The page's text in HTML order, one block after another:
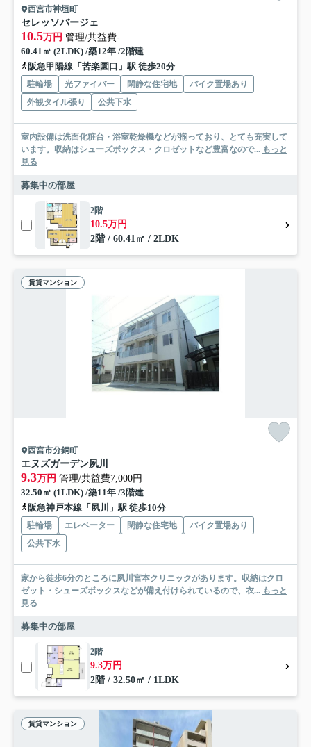
西宮市神垣町
セレッソバージェ
10.5万円 管理/共益費-
60.41㎡ (2LDK) /築12年 /2階建
阪急甲陽線「苦楽園口」駅 徒歩20分
駐輪場 光ファイバー 閑静な住宅地
バイク置場あり
外観タイル張り
公共下水
室内設備は洗面化粧台・浴室乾燥機などが揃っており、とても充実して
います。収納はシューズボックス・クロゼットなど豊富なので... もっと
見る
募集中の部屋
2階
10.5万円
2階 / 60.41㎡ / 2LDK
賃貸マンション
西宮市分銅町
エヌズガーデン夙川
9.3万円 管理/共益費7,000円
32.50㎡ (1LDK) /築11年 /3階建
阪急神戸本線「夙川」駅 徒歩10分
駐輪場 エレベーター 閑静な住宅地
バイク置場あり
公共下水
家から徒歩6分のところに夙川宮本クリニックがあります。収納はクロ
ゼット・シューズボックスなどが備え付けられているので、衣... もっと
見る
募集中の部屋
2階
9.3万円
2階 / 32.50㎡ / 1LDK
賃貸マンション